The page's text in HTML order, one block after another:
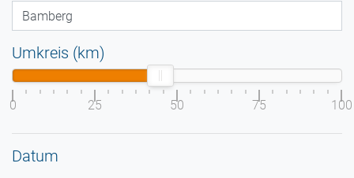
Umkreis (km)
0 25 50 75 100
Datum